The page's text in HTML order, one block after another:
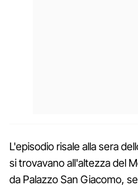
L'episodio risale alla sera
si trovavano all'altezza del
da Palazzo San Giacomo,